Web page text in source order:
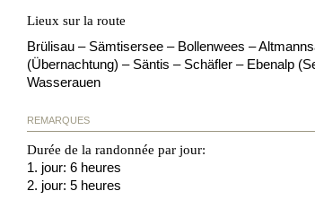
Lieux sur la route
Brülisau – Sämtisersee – Bollenwees –
(Übernachtung) – Säntis – Schäfler – Ebenalp
Wasserauen
REMARQUES
Durée de la randonnée par jour:
1. jour: 6 heures
2. jour: 5 heures